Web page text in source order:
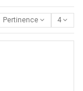
Pertinence 4